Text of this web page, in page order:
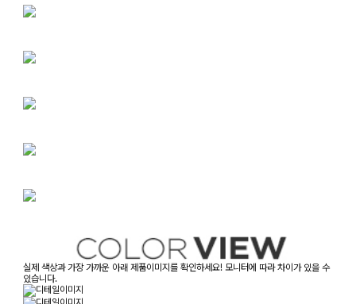
실제 색상과 가장 가까운 아래 제품이미지를 확인하세요! 모니터에 따라 차이가 있을 수
있습니다.